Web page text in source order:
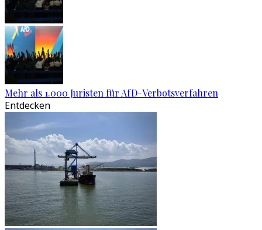
Mehr als 1.000 Juristen für AfD-Verbotsverfahren
Entdecken